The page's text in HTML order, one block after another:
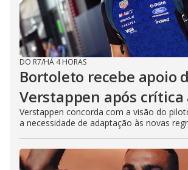
DO R7/HÁ 4 HORAS
Bortoleto recebe apoio
Verstappen após crítica
Verstappen concorda com a visão do
a necessidade de adaptação às novas